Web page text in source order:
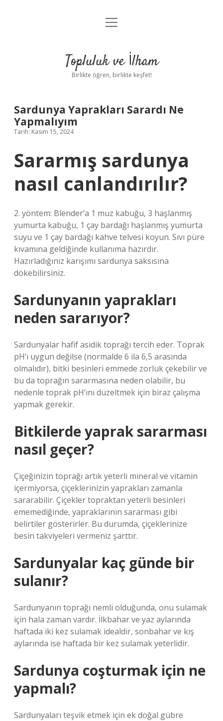
Anasayfa
Yasal Uyarı
menüyü
Topluluk ve İlham
Birlikte öğren, birlikte keşfet!
Sardunya Yaprakları Sarardı Ne
Yapmalıyım
Tarih: Kasım 15, 2024
Sararmış sardunya
nasıl canlandırılır?
2. yöntem: Blender’a 1 muz kabuğu, 3 haşlanmış
yumurta kabuğu, 1 çay bardağı haşlanmış yumurta
suyu ve 1 çay bardağı kahve telvesi koyun. Sıvı püre
kıvamına geldiğinde kullanıma hazırdır.
Hazırladığınız karışımı sardunya saksısına
dökebilirsiniz.
Sardunyanın yaprakları
neden sararıyor?
Sardunyalar hafif asidik toprağı tercih eder. Toprak
pH’ı uygun değilse (normalde 6 ila 6,5 ​​arasında
olmalıdır), bitki besinleri emmede zorluk çekebilir ve
bu da toprağın sararmasına neden olabilir, bu
nedenle toprak pH’ını düzeltmek için biraz çalışma
yapmak gerekir.
Bitkilerde yaprak sararması
nasıl geçer?
Çiçeğinizin toprağı artık yeterli mineral ve vitamin
içermiyorsa, çiçeklerinizin yaprakları zamanla
sararabilir. Çiçekler topraktan yeterli besinleri
ememediğinde, yapraklarının sararması gibi
belirtiler gösterirler. Bu durumda, çiçeklerinize
besin takviyeleri vermeniz şarttır.
Sardunyalar kaç günde bir
sulanır?
Sardunyanın toprağı nemli olduğunda, onu sulamak
için hala zaman vardır. İlkbahar ve yaz aylarında
haftada iki kez sulamak idealdir, sonbahar ve kış
aylarında ise haftada bir kez sulamak yeterlidir.
Sardunya coşturmak için ne
yapmalı?
Sardunyaları teşvik etmek için ek doğal gübre